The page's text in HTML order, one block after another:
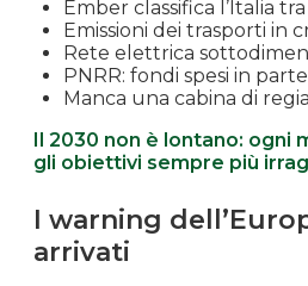
Ember classifica l’Italia
Emissioni dei trasporti in
Rete elettrica
PNRR: fondi spesi in
Manca una cabina di
Il 2030 non è lontano: ogni
gli obiettivi sempre più
I warning
arrivati